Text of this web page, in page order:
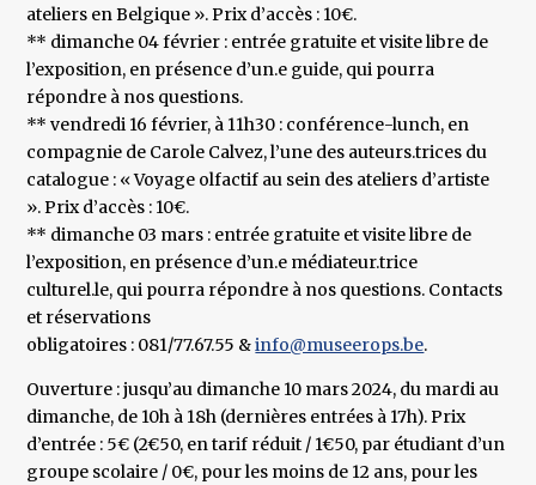
ateliers en Belgique ». Prix d’accès : 10€.
** dimanche 04 février : entrée gratuite et visite libre de
l’exposition, en présence d’un.e guide, qui pourra
répondre à nos questions.
** vendredi 16 février, à 11h30 : conférence-lunch, en
compagnie de Carole Calvez, l’une des auteurs.trices du
catalogue : « Voyage olfactif au sein des ateliers d’artiste
». Prix d’accès : 10€.
** dimanche 03 mars : entrée gratuite et visite libre de
l’exposition, en présence d’un.e médiateur.trice
culturel.le, qui pourra répondre à nos questions. Contacts
et réservations
obligatoires : 081/77.67.55 &info@museerops.be.
Ouverture : jusqu’au dimanche 10 mars 2024, du mardi au
dimanche, de 10h à 18h (dernières entrées à 17h). Prix
d’entrée : 5€ (2€50, en tarif réduit / 1€50, par étudiant d’un
groupe scolaire / 0€, pour les moins de 12 ans, pour les